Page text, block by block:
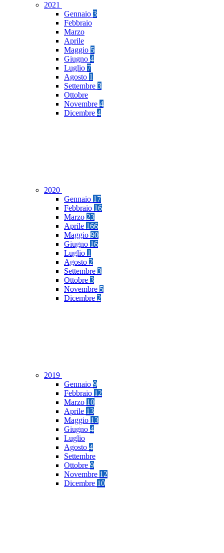
2021
Gennaio 3
Febbraio
Marzo
Aprile
Maggio 5
Giugno 4
Luglio 7
Agosto 1
Settembre 3
Ottobre
Novembre 4
Dicembre 4
2020
Gennaio 17
Febbraio 16
Marzo 23
Aprile 166
Maggio 90
Giugno 16
Luglio 1
Agosto 2
Settembre 3
Ottobre 3
Novembre 5
Dicembre 2
2019
Gennaio 9
Febbraio 12
Marzo 10
Aprile 13
Maggio 13
Giugno 4
Luglio
Agosto 4
Settembre
Ottobre 9
Novembre 12
Dicembre 10